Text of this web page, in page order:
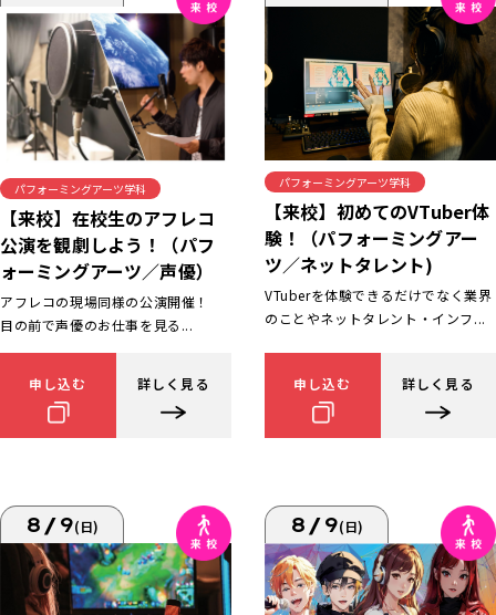
パフォーミングアーツ学科
【来校】在校生のアフレコ
公演を観劇しよう！（パフ
ォーミングアーツ／声優）
アフレコの現場同様の公演開催！
目の前で声優のお仕事を見る...
申し込む 詳しく見る
パフォーミングアーツ学科
【来校】初めてのVTuber体
験！（パフォーミングアー
ツ／ネットタレント)
VTuberを体験できるだけでなく業界
のことやネットタレント・インフ...
申し込む 詳しく見る
8/9(日) 8/9(日)